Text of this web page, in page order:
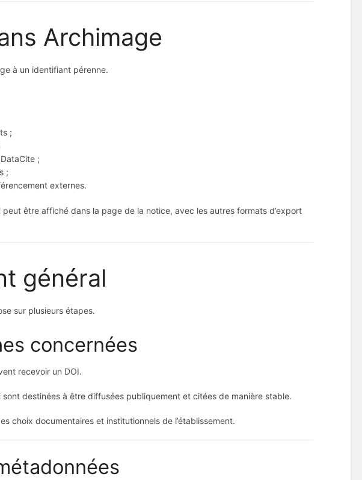
Archimage
à un identifiant pérenne.
;
;
;
externes.
peut être affiché dans la page de la notice, avec les autres formats d’export
général
sur plusieurs étapes.
concernées
recevoir un DOI.
destinées à être diffusées publiquement et citées de manière stable.
choix documentaires et institutionnels de l’établissement.